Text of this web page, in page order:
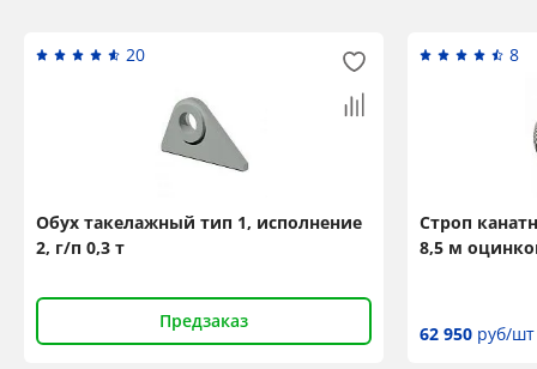
20
Обух такелажный тип 1, исполнение
2, г/п 0,3 т
Предзаказ
8
Строп
8,5 м
62 950 руб/шт